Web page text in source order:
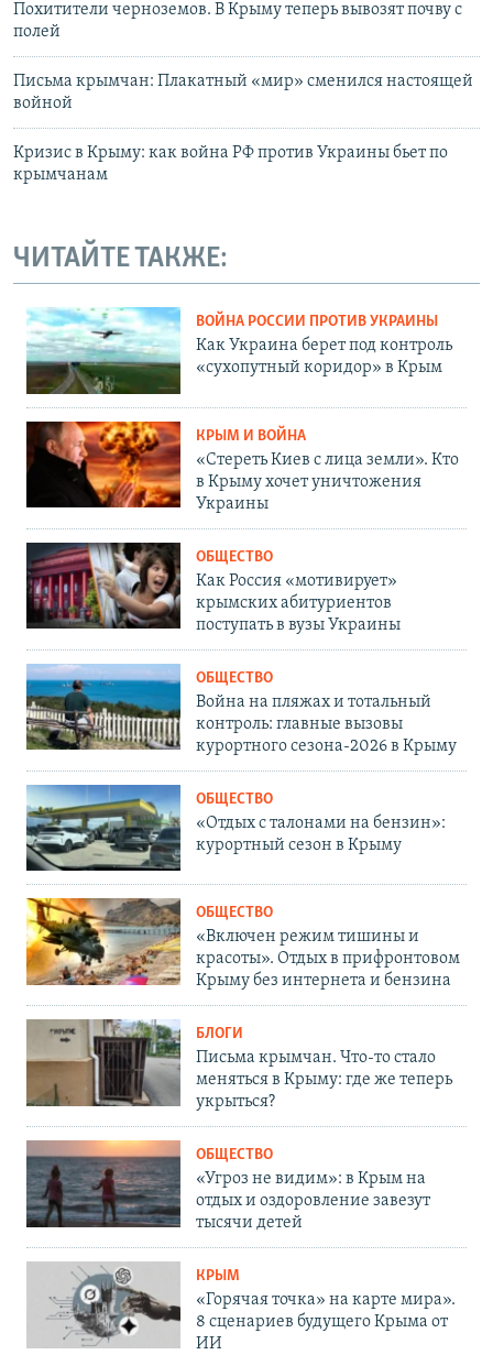
Похитители черноземов. В Крыму теперь вывозят почву с
полей
Письма крымчан: Плакатный «мир» сменился настоящей
войной
Кризис в Крыму: как война РФ против Украины бьет по
крымчанам
ЧИТАЙТЕ ТАКЖЕ:
ВОЙНА РОССИИ ПРОТИВ УКРАИНЫ
Как Украина берет под контроль
«сухопутный коридор» в Крым
КРЫМ И ВОЙНА
«Стереть Киев с лица земли». Кто
в Крыму хочет уничтожения
Украины
ОБЩЕСТВО
Как Россия «мотивирует»
крымских абитуриентов
поступать в вузы Украины
ОБЩЕСТВО
Война на пляжах и тотальный
контроль: главные вызовы
курортного сезона-2026 в Крыму
ОБЩЕСТВО
«Отдых с талонами на бензин»:
курортный сезон в Крыму
ОБЩЕСТВО
«Включен режим тишины и
красоты». Отдых в прифронтовом
Крыму без интернета и бензина
БЛОГИ
Письма крымчан. Что-то стало
меняться в Крыму: где же теперь
укрыться?
ОБЩЕСТВО
«Угроз не видим»: в Крым на
отдых и оздоровление завезут
тысячи детей
КРЫМ
«Горячая точка» на карте мира».
8 сценариев будущего Крыма от
ИИ